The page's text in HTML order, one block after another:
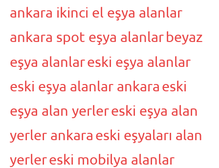
ankara ikinci el eşya alanlar
ankara spot eşya alanlarbeyaz
eşya alanlareski eşya alanlar
eski eşya alanlar ankara eski
eşya alan yerlereski eşya alan
yerler ankara eski eşyaları alan
yerlereski mobilya alanlar